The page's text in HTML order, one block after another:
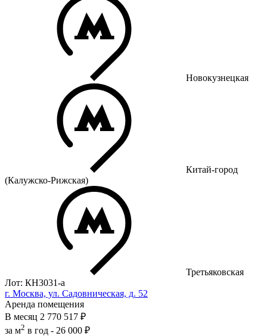
Новокузнецкая
Китай-город
(Калужско-Рижская)
Третьяковская
Лот: КН3031-a
г. Москва, ул. Садовническая, д. 52
Аренда помещения
В месяц 2 770 517 ₽
за м2 в год - 26 000 ₽